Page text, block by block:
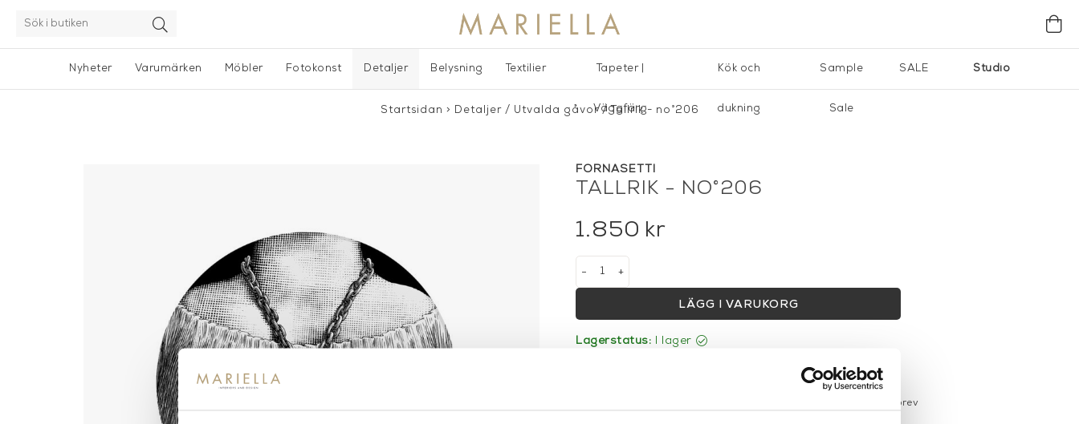
Nyheter Studio
Varumärken Möbler Fotokonst Detaljer Belysning Textilier Tapeter |
Väggfärg
Kök och
dukning
Sample
Sale
SALE
Startsidan > Detaljer/ Utvalda gåvor/Tallrik - no°206
FORNASETTI
TALLRIK - NO°206
1.850 kr
+
-
LÄGG I VARUKORG
Lagerstatus: I lager
Leverans inom 3-5 arbetsdagar på lagervaror
när du registrerar dig för vårt nyhetsbrev